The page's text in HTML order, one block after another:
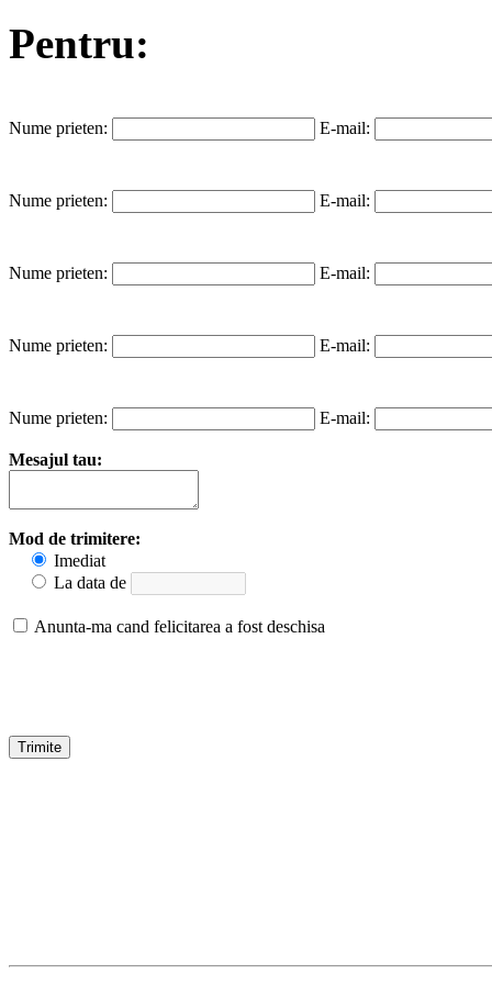
Pentru:
Nume prieten: E-mail:
Nume prieten: E-mail:
Nume prieten: E-mail:
Nume prieten: E-mail:
Nume prieten: E-mail:
Mesajul tau:
Mod de trimitere:
Imediat
La data de
Anunta-ma cand felicitarea a fost deschisa